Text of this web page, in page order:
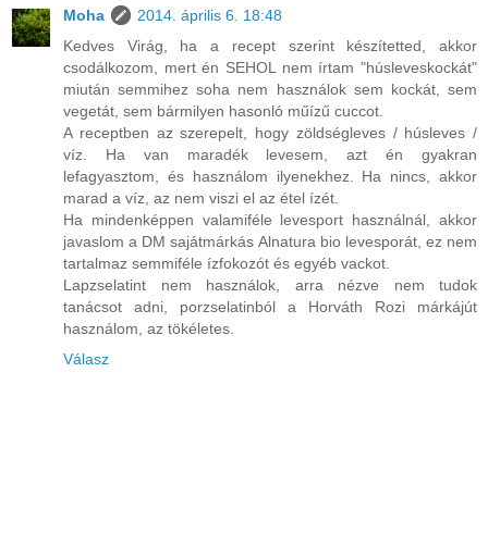
Moha
2014. április 6. 18:48
Kedves Virág, ha a recept szerint készítetted, akkor
csodálkozom, mert én SEHOL nem írtam "húsleveskockát"
miután semmihez soha nem használok sem kockát, sem
vegetát, sem bármilyen hasonló műízű cuccot.
A receptben az szerepelt, hogy zöldségleves / húsleves /
víz. Ha van maradék levesem, azt én gyakran
lefagyasztom, és használom ilyenekhez. Ha nincs, akkor
marad a víz, az nem viszi el az étel ízét.
Ha mindenképpen valamiféle levesport használnál, akkor
javaslom a DM sajátmárkás Alnatura bio levesporát, ez nem
tartalmaz semmiféle ízfokozót és egyéb vackot.
Lapzselatint nem használok, arra nézve nem tudok
tanácsot adni, porzselatinból a Horváth Rozi márkájút
használom, az tökéletes.
Válasz